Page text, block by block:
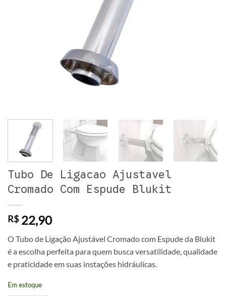
Tubo De Ligacao Ajustavel
Cromado Com Espude Blukit
R$22,90
O Tubo de Ligação Ajustável Cromado com Espude da Blukit
é a escolha perfeita para quem busca versatilidade, qualidade
e praticidade em suas instações hidráulicas.
Em estoque